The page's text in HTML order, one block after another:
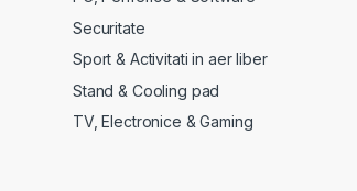
Securitate
Sport & Activitati in aer liber
Stand & Cooling pad
TV, Electronice & Gaming